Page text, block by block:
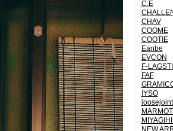
C.E
CHAV
COOME
COOTIE
Eanbe
EVCON
F-
FAF
IYSO
NEW